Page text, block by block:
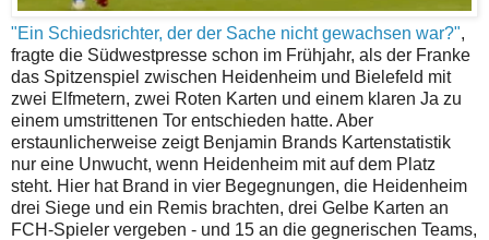
"Ein Schiedsrichter, der der Sache nicht gewachsen war?",
fragte die Südwestpresse schon im Frühjahr, als der Franke
das Spitzenspiel zwischen Heidenheim und Bielefeld mit
zwei Elfmetern, zwei Roten Karten und einem klaren Ja zu
einem umstrittenen Tor entschieden hatte. Aber
erstaunlicherweise zeigt Benjamin Brands Kartenstatistik
nur eine Unwucht, wenn Heidenheim mit auf dem Platz
steht. Hier hat Brand in vier Begegnungen, die Heidenheim
drei Siege und ein Remis brachten, drei Gelbe Karten an
FCH-Spieler vergeben - und 15 an die gegnerischen Teams,